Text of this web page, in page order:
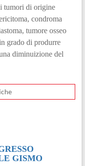
tumori di origine
condroma
tumore osseo
grado di produrre
diminuizione del
GISMO